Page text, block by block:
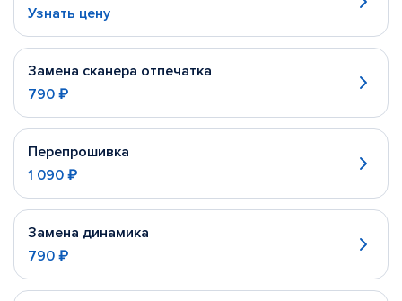
Узнать цену
Замена сканера отпечатка
790 ₽
Перепрошивка
1 090 ₽
Замена динамика
790 ₽